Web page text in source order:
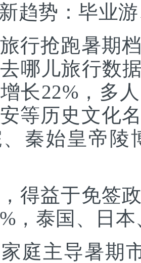
势：毕业游
抢跑暑期档
哪儿旅行数
长22%，多
等历史文化
秦始皇帝陵
益于免签政
，泰国、日
主导暑期市